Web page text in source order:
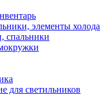
элементы холода
спальники
для светильников